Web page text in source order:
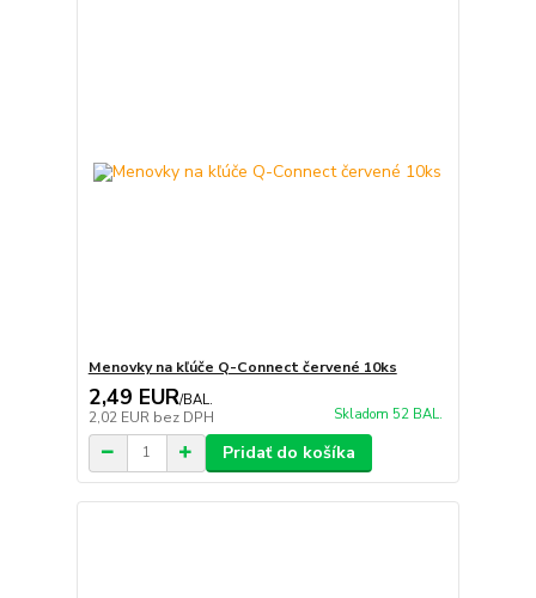
Menovky na kľúče Q-Connect červené 10ks
2,49 EUR/BAL.
2,02 EUR bez DPH Skladom 52 BAL.
Pridať do košíka